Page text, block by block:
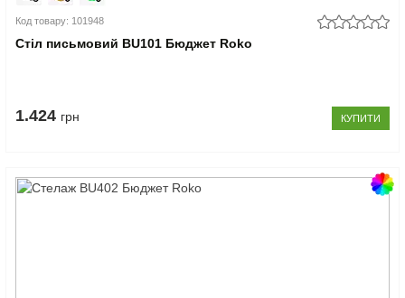
Код товару: 101948
Стіл письмовий BU101 Бюджет Roko
1.424 грн КУПИТИ